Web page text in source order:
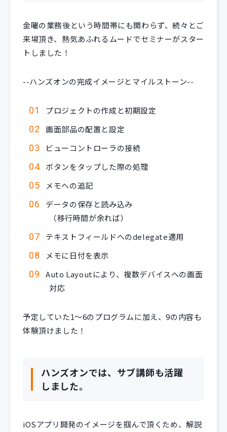
金曜の業務後という時間帯にも関わらず、続々とご
来場頂き、熱気あふれるムードでセミナーがスター
トしました！
--ハンズオンの完成イメージとマイルストーン--
プロジェクトの作成と初期設定
画面部品の配置と設定
ビューコントローラの接続
ボタンをタップした際の処理
メモへの追記
データの保存と読み込み
（移行時間が余れば）
テキストフィールドへのdelegate適用
メモに日付を表示
Auto Layoutにより、複数デバイスへの画面
対応
予定していた1～6のプログラムに加え、9の内容も
体験頂けました！
ハンズオンでは、サブ講師も活躍
しました。
iOSアプリ開発のイメージを掴んで頂くため、解説